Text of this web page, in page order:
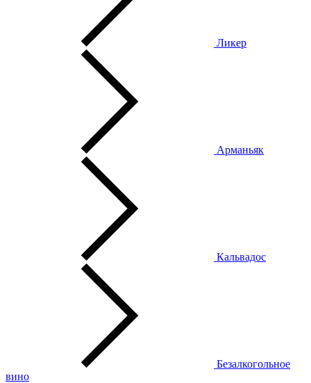
Ликер
Арманьяк
Кальвадос
Безалкогольное
вино